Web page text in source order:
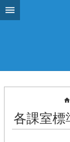
跳到主要內容區塊
各課室標